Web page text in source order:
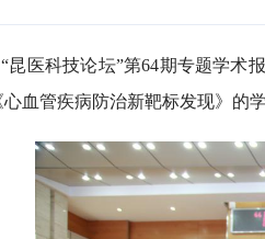
昆医科技论坛”第64期专题学
血管疾病防治新靶标发现》的